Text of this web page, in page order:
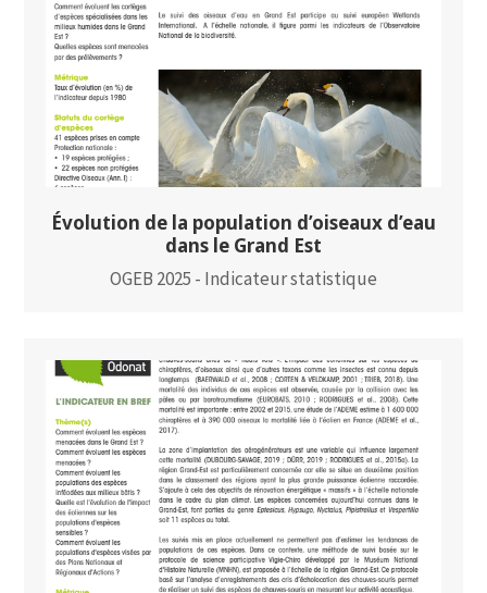
Évolution de la population d’oiseaux d’eau
dans le Grand Est
OGEB 2025 - Indicateur statistique